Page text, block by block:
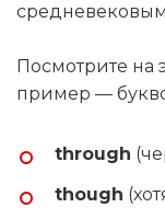
Посмотрите на
пример —
through
though